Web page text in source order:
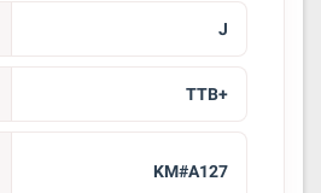
J
TTB+
KM#A127